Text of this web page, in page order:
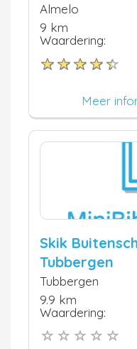
Almelo
9 km
Waardering:
Meer
Skik
Tubbergen
Tubbergen
9.9 km
Waardering: